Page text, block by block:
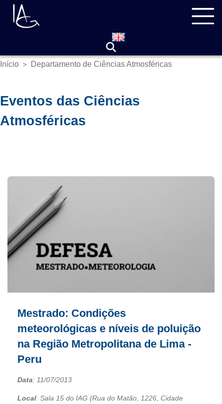
Pular
para
Trilha
Início > Departamento de Ciências Atmosféricas
Eventos das Ciências
Atmosféricas
Mestrado: Condições
meteorológicas e níveis de poluição
na Região Metropolitana de Lima -
Peru
Data: 11/07/2013
Local: Sala 15 do IAG (Rua do Matão, 1226, Cidade